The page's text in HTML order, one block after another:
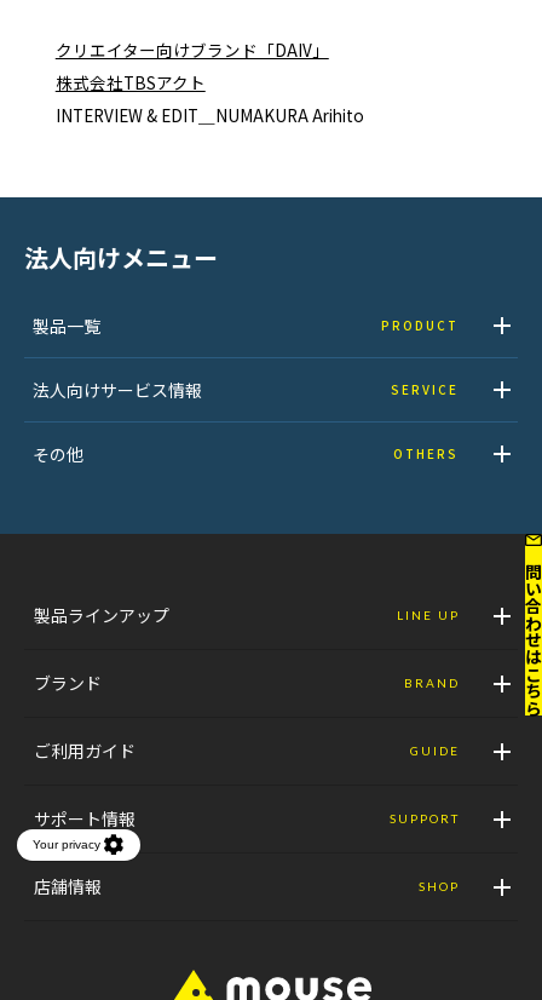
クリエイター向けブランド「DAIV」
株式会社TBSアクト
INTERVIEW & EDIT＿NUMAKURA Arihito
法人向けメニュー
製品一覧 PRODUCT
法人向けサービス情報 SERVICE
その他 OTHERS
お問い合
製品ラインアップ LINE UP
ブランド BRAND
ご利用ガイド GUIDE
サポート情報 SUPPORT
店舗情報 SHOP